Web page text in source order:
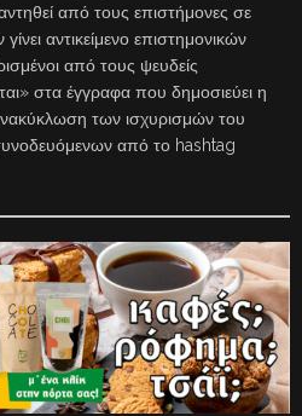
από τους επιστήμονες σε
αντικείμενο επιστημονικών
από τους ψευδείς
στα έγγραφα που δημοσιεύει η
των ισχυρισμών του
από το hashtag